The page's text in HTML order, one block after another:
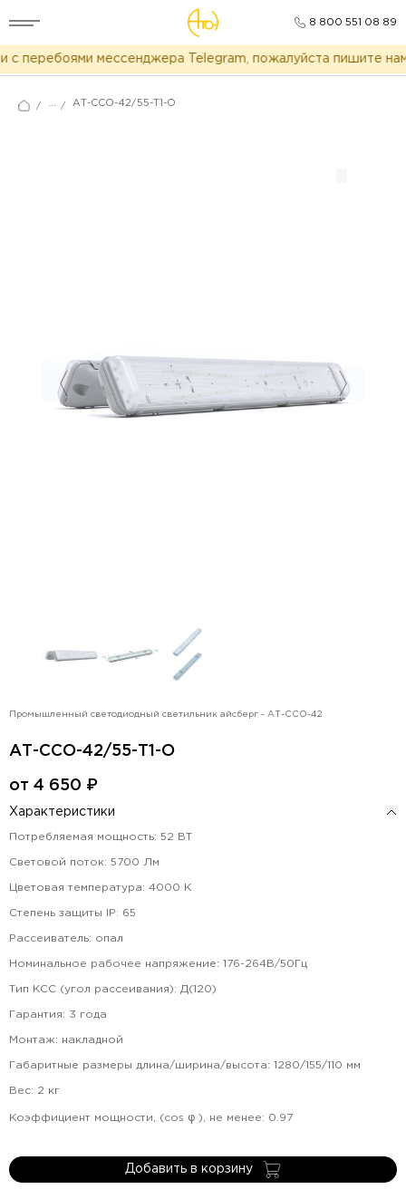
8 800 551 08 89
перебоями мессенджера Telegram, пожалуйста пишите нам
/ ... / АТ-ССО-42/55-Т1-О
Промышленный светодиодный светильник айсберг - АТ-ССО-42
АТ-ССО-42/55-Т1-О
от 4 650 ₽
Характеристики
Потребляемая мощность: 52 ВТ
Световой поток: 5700 Лм
Цветовая температура: 4000 К
Степень защиты IP: 65
Рассеиватель: опал
Номинальное рабочее напряжение: 176-264В/50Гц
Тип КСС (угол рассеивания): Д(120)
Гарантия: 3 года
Монтаж: накладной
Габаритные размеры длина/ширина/высота: 1280/155/110 мм
Вес: 2 кг
Коэффициент мощности, (cos φ ), не менее: 0.97
Добавить в корзину